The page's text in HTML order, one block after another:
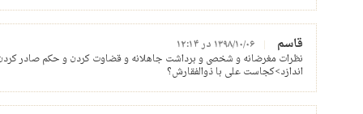
قاسم
۱۳۹۸/۱۰/۰۶ در ۱۲:۱۴
نظرات مغرضانه و شخصی و برداشت جاهلانه و قضاوت کردن و حکم صادر
اندازد>کجاست علی با ذوالفقارش؟